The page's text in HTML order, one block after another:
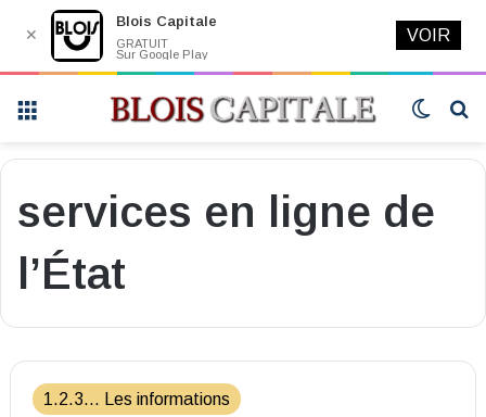
Switch
services en ligne de
l’État
1.2.3... Les informations
✕
Blois Capitale
GRATUIT
Sur Google Play
VOIR